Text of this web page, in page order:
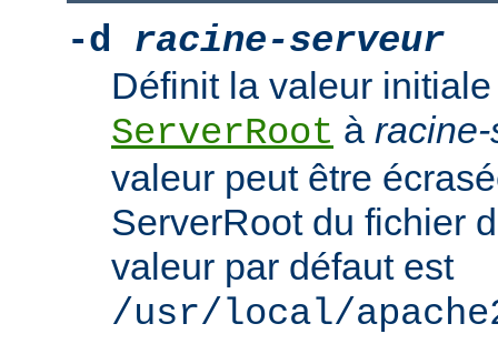
-d racine-serveur
Définit la valeur
ServerRoot à
valeur peut être
ServerRoot du fichier
valeur par défaut est
/usr/local/